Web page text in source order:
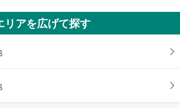
リアを広げて探す